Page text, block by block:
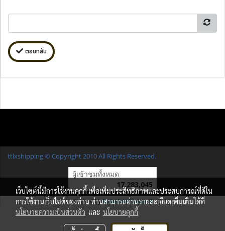
ตอบกลับ
ttlxshipping © Copyright 2010 All Rights Reserved.
ผู้เข้าชมทั้งหมด
17,283,045
Powered byMakeWebEasy.com
เว็บไซต์นี้มีการใช้งานคุกกี้ เพื่อเพิ่มประสิทธิภาพและประสบการณ์ที่ดีใน
การใช้งานเว็บไซต์ของท่าน ท่านสามารถอ่านรายละเอียดเพิ่มเติมได้ที่
นโยบายความเป็นส่วนตัว และ นโยบายคุกกี้